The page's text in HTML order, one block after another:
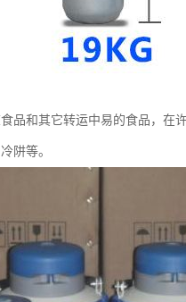
品和其它转运中易的食品，在
阱等。